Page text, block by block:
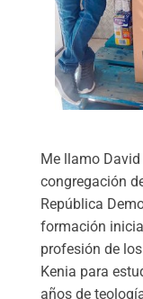
Me llamo
congregación
República
formación
profesión de
Kenia para
años de